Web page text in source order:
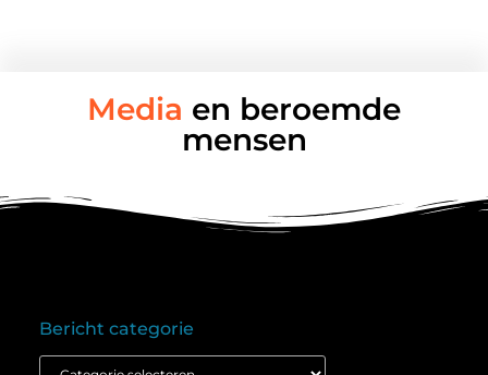
Media en beroemde
mensen
Bericht categorie